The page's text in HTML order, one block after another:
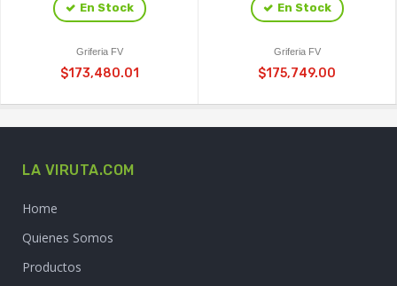
En Stock
Griferia FV
$173,480.01
En Stock
Griferia FV
$175,749.00
LA VIRUTA.COM
Home
Quienes Somos
Productos